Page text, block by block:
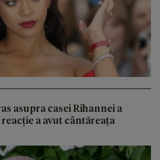
asupra casei Rihannei a
a avut cântăreața